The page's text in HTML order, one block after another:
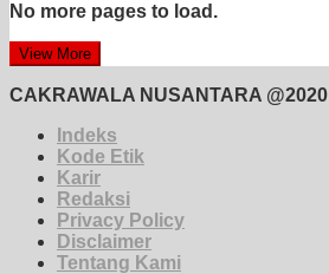
No more pages to load.
View More
CAKRAWALA NUSANTARA @2020
Indeks
Kode Etik
Karir
Redaksi
Privacy Policy
Disclaimer
Tentang Kami